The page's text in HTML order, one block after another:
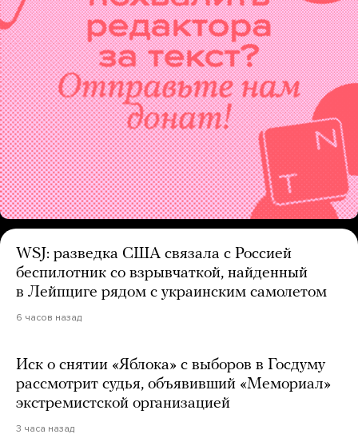
WSJ: разведка США связала с Россией
беспилотник со взрывчаткой, найденный
в Лейпциге рядом с украинским самолетом
6 часов назад
Иск о снятии «Яблока» с выборов в Госдуму
рассмотрит судья, объявивший «Мемориал»
экстремистской организацией
3 часа назад